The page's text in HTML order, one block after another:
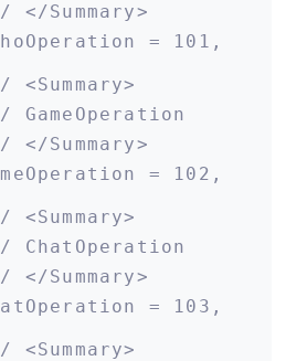
= 101,
= 102,
= 103,